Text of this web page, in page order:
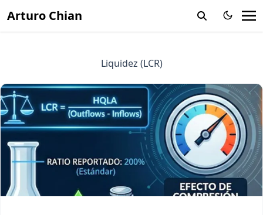
Arturo Chian
Liquidez (LCR)